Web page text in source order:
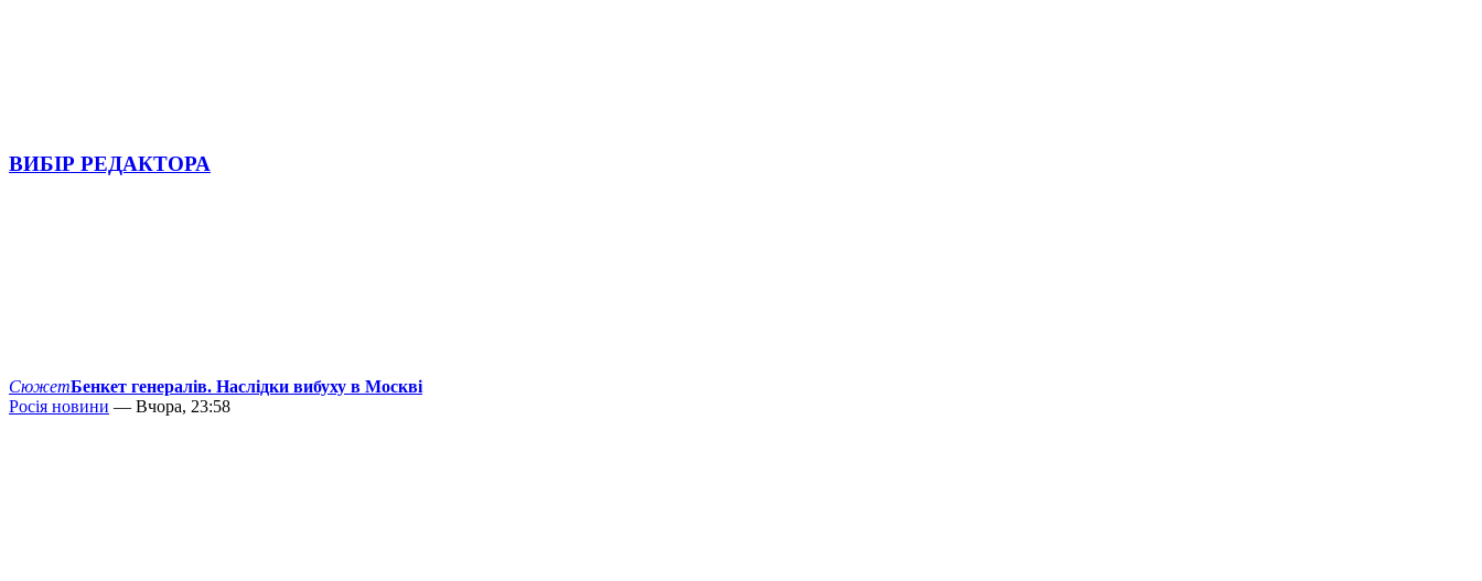
ВИБІР РЕДАКТОРА
СюжетБенкет генералів. Наслідки вибуху в Москві
Росія новини — Вчора, 23:58